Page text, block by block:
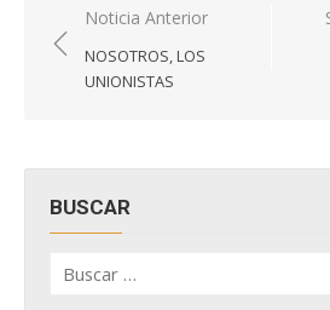
Navegación
de
entradas
Noticia Anterior
NOSOTROS, LOS
UNIONISTAS
BUSCAR
por: